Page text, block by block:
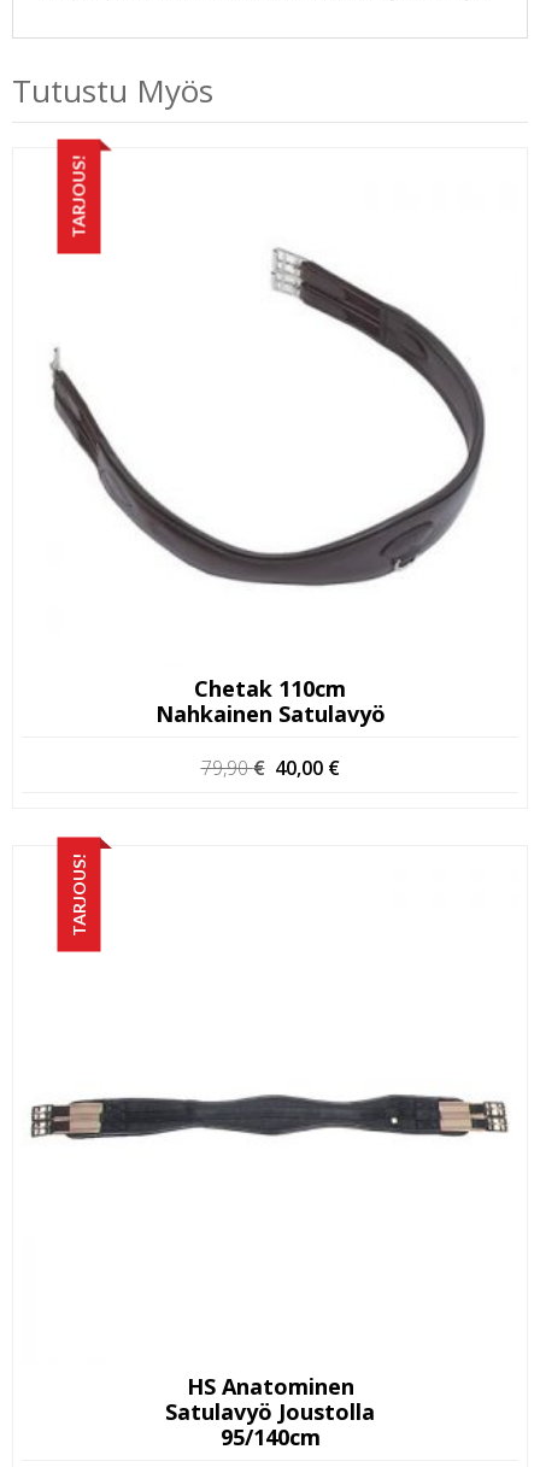
Tutustu Myös
TARJOUS!
Chetak 110cm
Nahkainen Satulavyö
79,90€ Alkuperäinen
40,00 €
TARJOUS!
HS Anatominen
Satulavyö Joustolla
95/140cm